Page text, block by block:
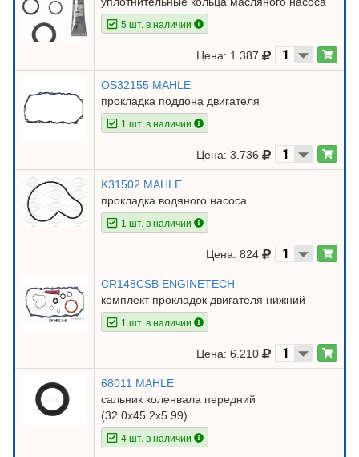
5 шт. в наличии
Цена: 1.387
OS32155 MAHLE
прокладка поддона двигателя
1 шт. в наличии
Цена: 3.736
K31502 MAHLE
прокладка водяного насоса
1 шт. в наличии
Цена: 824
CR148CSB ENGINETECH
комплект прокладок двигателя нижний
1 шт. в наличии
Цена: 6.210
68011 MAHLE
сальник коленвала передний
(32.0x45.2x5.99)
4 шт. в наличии